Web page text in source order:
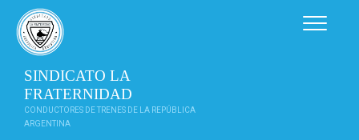
contenido
SINDICATO LA
FRATERNIDAD
CONDUCTORES DE TRENES DE LA REPÚBLICA
ARGENTINA